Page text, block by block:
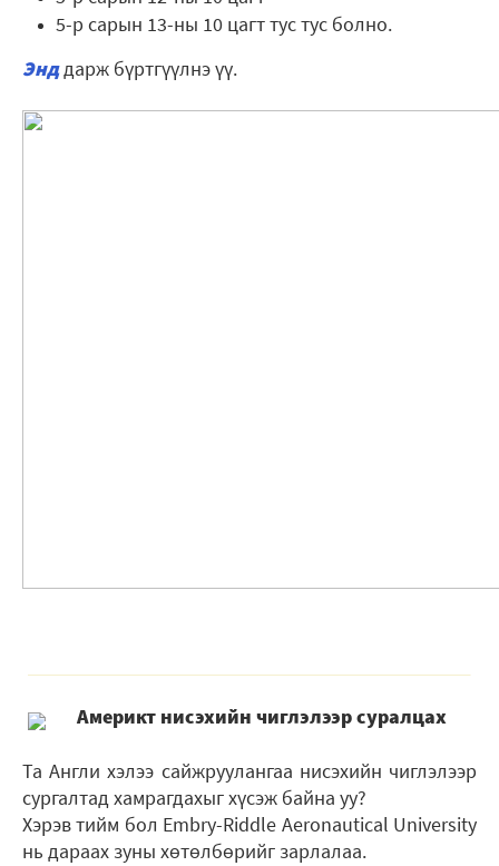
5-р сарын 13-ны 10 цагт тус тус болно.
Энддарж бүртгүүлнэ үү.
Америкт нисэхийн чиглэлээр суралцах
Та Англи хэлээ сайжруулангаа нисэхийн чиглэлээр
сургалтад хамрагдахыг хүсэж байна уу?
Хэрэв тийм бол Embry-Riddle Aeronautical University
нь дараах зуны хөтөлбөрийг зарлалаа.